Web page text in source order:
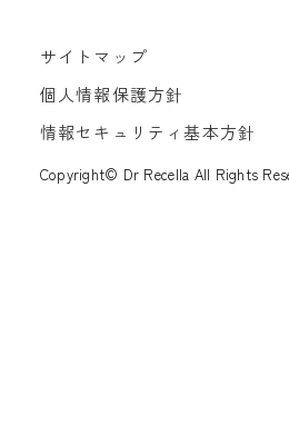
サイトマップ
個人情報保護方針
情報セキュリティ基本方針
Copyright© Dr Recella All Rights